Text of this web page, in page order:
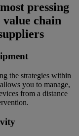
pressing
value chain
the strategies within
you to manage,
from a distance